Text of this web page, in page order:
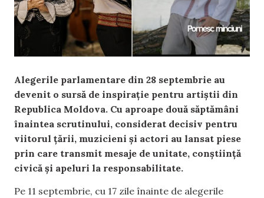
Alegerile parlamentare din 28 septembrie au
devenit o sursă de inspirație pentru artiștii din
Republica Moldova. Cu aproape două săptămâni
înaintea scrutinului, considerat decisiv pentru
viitorul țării, muzicieni și actori au lansat piese
prin care transmit mesaje de unitate, conștiință
civică și apeluri la responsabilitate.
Pe 11 septembrie, cu 17 zile înainte de alegerile